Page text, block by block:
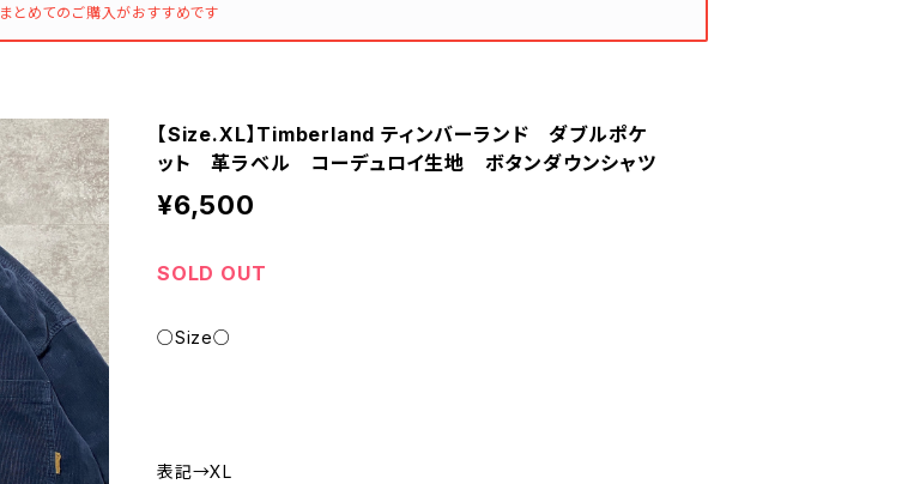
まとめてのご購入がおすすめです
【Size.XL】Timberland ティンバーランド ダブルポケ
ット 革ラベル コーデュロイ生地 ボタンダウンシャツ
¥6,500
SOLD OUT
○Size○
表記→XL